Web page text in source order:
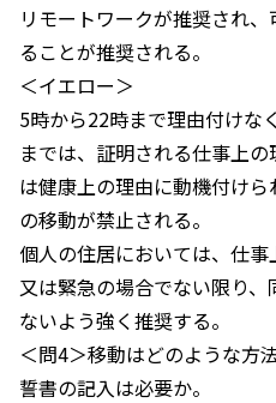
リモートワークが推奨され
ることが推奨される。
＜イエロー＞
5時から22時まで理由付けな
までは、証明される仕事上
は健康上の理由に動機付け
の移動が禁止される。
個人の住居においては、仕事
又は緊急の場合でない限り
ないよう強く推奨する。
＜問4＞移動はどのような方
誓書の記入は必要か。